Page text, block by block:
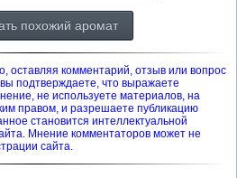
похожий аромат
оставляя комментарий, отзыв или вопрос
подтверждаете, что выражаете
не используете материалов, на
правом, и разрешаете публикацию
становится интеллектуальной
Мнение комментаторов может не
сайта.